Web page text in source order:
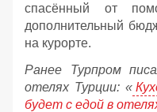
спасённый от
дополнительный
на курорте.
Ранее Турпром
отелях Турции: «
будет с едой в